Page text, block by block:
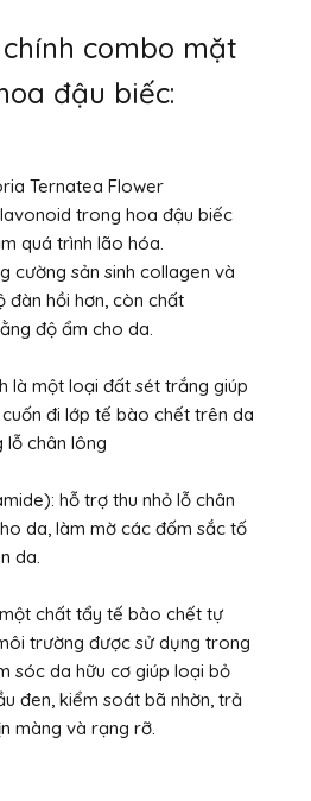
combo mặt
đậu biếc:
Ternatea Flower
trong hoa đậu biếc
quá trình lão hóa.
cường sản sinh collagen và
đàn hồi hơn, còn chất
độ ẩm cho da.
là một loại đất sét trắng giúp
đi lớp tế bào chết trên da
lỗ chân lông
hỗ trợ thu nhỏ lỗ chân
da, làm mờ các đốm sắc tố
da.
chất tẩy tế bào chết tự
trường được sử dụng trong
sóc da hữu cơ giúp loại bỏ
đen, kiểm soát bã nhờn, trả
màng và rạng rỡ.